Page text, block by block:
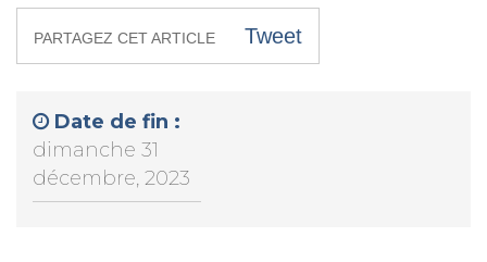
PARTAGEZ CET ARTICLE Tweet
Date de fin :
dimanche 31
décembre, 2023